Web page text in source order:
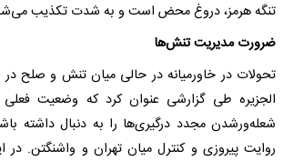
تنگه هرمز، دروغ محض است و به شدت تکذیب
ضرورت مدیریت تنش‌ها
تحولات در خاورمیانه در حالی میان تنش و صلح
الجزیره طی گزارشی عنوان کرد که وضعیت
شعله‌ورشدن مجدد درگیری‌ها را به دنبال داشته
روایت پیروزی و کنترل میان تهران و واشنگتن. در